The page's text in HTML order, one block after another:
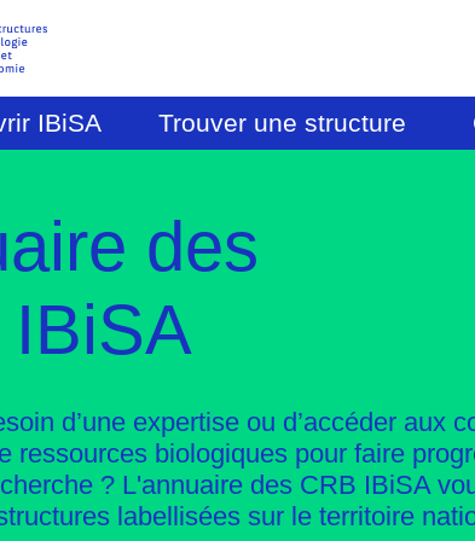
IBiSA Trouver une structure
des
d’une expertise ou d’accéder aux
ressources biologiques pour faire
? L'annuaire des CRB IBiSA
labellisées sur le territoire